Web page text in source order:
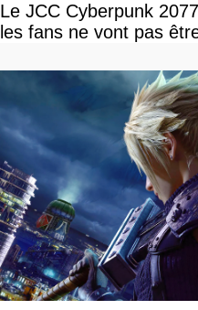
Le JCC Cyberpunk
les fans ne vont pas